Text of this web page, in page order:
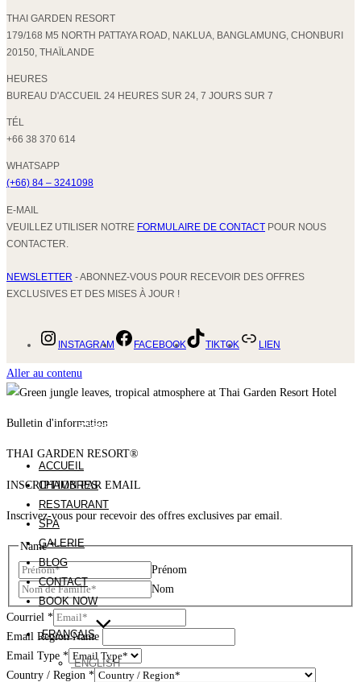
THAI GARDEN RESORT
179/168 M5 NORTH PATTAYA ROAD, NAKLUA, BANGLAMUNG, CHONBURI
20150, THAÏLANDE
HEURES
BUREAU D'ACCUEIL 24 HEURES SUR 24, 7 JOURS SUR 7
TÉL
+66 38 370 614
WHATSAPP
(+66) 84 – 3241098
E-MAIL
VEUILLEZ UTILISER NOTRE FORMULAIRE DE CONTACT POUR NOUS
CONTACTER.
NEWSLETTER - ABONNEZ-VOUS POUR RECEVOIR DES OFFRES
EXCLUSIVES ET DES MISES À JOUR !
INSTAGRAM FACEBOOK TIKTOK LIEN
Aller au contenu
ACCUEIL
CHAMBRES
RESTAURANT
SPA
GALERIE
BLOG
CONTACT
BOOK NOW
FRANÇAIS
ENGLISH
Bulletin d'information
THAI GARDEN RESORT®
INSCRIPTION PAR EMAIL
Inscrivez-vous pour recevoir des offres exclusives par email.
Name*
Prénom
Nom
Courriel *
Email Region Name
Email Type *
Country / Region *